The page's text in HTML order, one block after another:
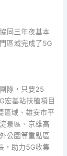
同三年夜基本
區域完成了5G
隊，只要25
宏基站扶植項目
區域、雄安市平
景區、京雄高
公園等重點區
，助力5G收集